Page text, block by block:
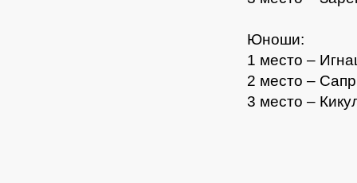
Юноши:
1 место –
2 место –
3 место –